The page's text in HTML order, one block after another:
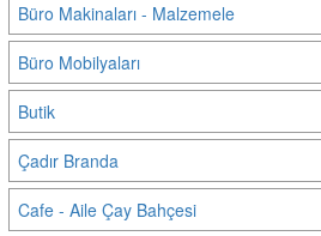
Büro Makinaları - Malzemele
Büro Mobilyaları
Butik
Çadır Branda
Cafe - Aile Çay Bahçesi